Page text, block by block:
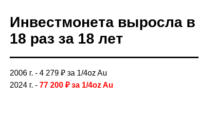
Инвестмонета выросла в
18 раз за 18 лет
2006 г. - 4 279 ₽ за 1/4oz Au
2024 г. - 77 200 ₽ за 1/4oz Au